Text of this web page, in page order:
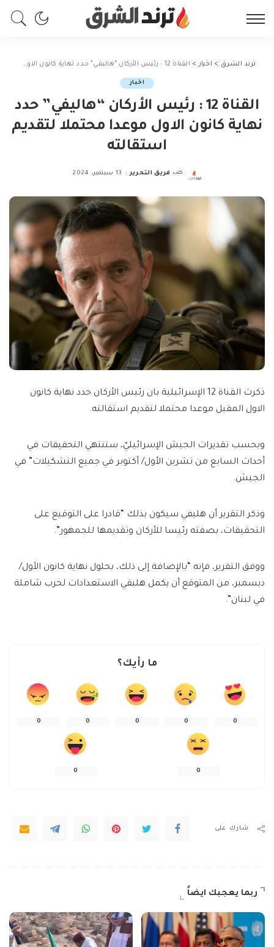
ترند الشرق > اخبار > القناة 12 : رئيس الأركان “هاليفي” حدد نهاية كانون الاول موعدا محتملا لتقديم استقالته
اخبار
القناة 12 : رئيس الأركان “هاليفي” حدد
نهاية كانون الاول موعدا محتملا لتقديم
استقالته
Posted
كتب فريق التحرير 13 سبتمبر، 2024
ذكرت القناة 12 الإسرائيلية بان رئيس الأركان حدد نهاية كانون
الاول المقبل موعدا محتملا لتقديم استقالته.
وبحسب تقديرات الجيش الإسرائيليّ، ستنتهي التحقيقات في
أحداث السابع من تشرين الأول/ أكتوبر في جميع التشكيلات” في
الجيش.
وذكر التقرير أن هليفي سيكون بذلك “قادرا على التوقيع على
التحقيقات، بصفته رئيسا للأركان وتقديمها للجمهور”.
ووفق التقرير، فإنه “بالإضافة إلى ذلك، بحلول نهاية كانون الأول/
ديسمبر، من المتوقع أن يكمل هليفي الاستعدادات لحرب شاملة
في لبنان”.
ما رأيك؟
0
0
0
0
0
0
0
شارك على
ربما يعجبك ايضاً